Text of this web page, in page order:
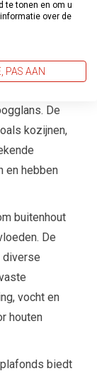
wilt
bij jouw
De
kozijnen,
en hebben
buitenhout
De
diverse
vocht en
houten
biedt
te tonen en om u
over de
PAS AAN